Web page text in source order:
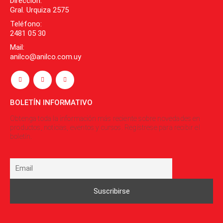
Gral. Urquiza 2575
Teléfono:
2481 05 30
Mail:
anilco@anilco.com.uy
BOLETÍN INFORMATIVO
Obtenga toda la información más reciente sobre novedades en
productos, noticias, eventos y cursos. Regístrese para recibir el
boletín.